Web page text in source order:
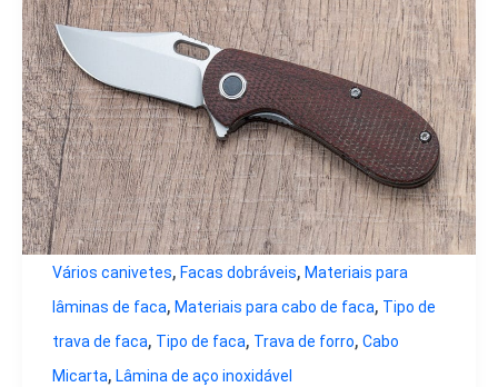
Vários canivetes, Facas dobráveis, Materiais para
lâminas de faca, Materiais para cabo de faca, Tipo de
trava de faca, Tipo de faca, Trava de forro, Cabo
Micarta, Lâmina de aço inoxidável